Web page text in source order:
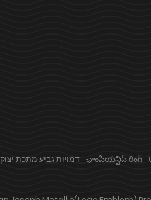
דמויות גביע מתכת יצוק ఛాంపియన్షిప్ రింగ్